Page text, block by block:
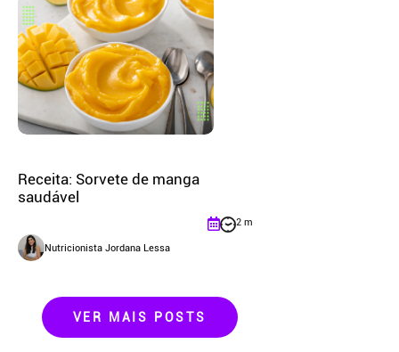
Receita: Sorvete de manga
saudável
Nutricionista Jordana Lessa
2 m
VER MAIS POSTS